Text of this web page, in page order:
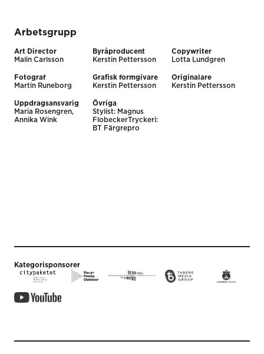
Arbetsgrupp
Art Director
Malin Carlsson
Byråproducent
Kerstin Pettersson
Copywriter
Lotta Lundgren
Fotograf
Martin Runeborg
Grafisk formgivare
Kerstin Pettersson
Originalare
Kerstin Pettersson
Uppdragsansvarig
Maria Rosengren,
Annika Wink
Övriga
Stylist: Magnus
FlobeckerTryckeri:
BT Färgrepro
Kategorisponsorer